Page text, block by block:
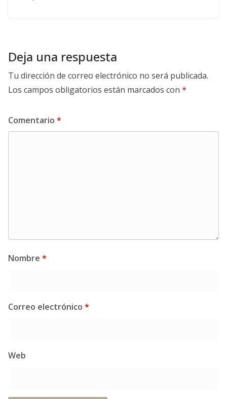
Deja una respuesta
Tu dirección de correo electrónico no será publicada.
Los campos obligatorios están marcados con *
Comentario *
Nombre *
Correo electrónico *
Web